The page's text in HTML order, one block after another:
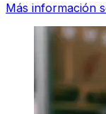
Más información